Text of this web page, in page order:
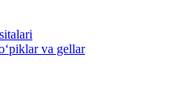
va gellar